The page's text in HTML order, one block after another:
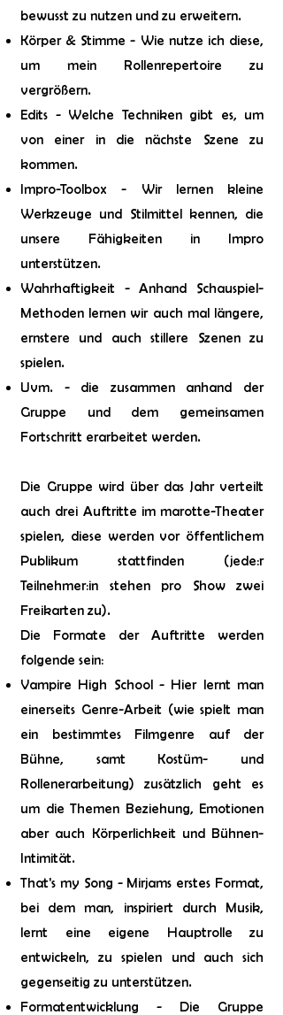
bewusst zu nutzen und zu erweitern.
Körper & Stimme - Wie nutze ich diese,
um mein Rollenrepertoire zu
vergrößern.
Edits - Welche Techniken gibt es, um
von einer in die nächste Szene zu
kommen.
Impro-Toolbox - Wir lernen kleine
Werkzeuge und Stilmittel kennen, die
unsere Fähigkeiten in Impro
unterstützen.
Wahrhaftigkeit - Anhand Schauspiel-
Methoden lernen wir auch mal längere,
ernstere und auch stillere Szenen zu
spielen.
Uvm. - die zusammen anhand der
Gruppe und dem gemeinsamen
Fortschritt erarbeitet werden.
Die Gruppe wird über das Jahr verteilt
auch drei Auftritte im marotte-Theater
spielen, diese werden vor öffentlichem
Publikum stattfinden (jede:r
Teilnehmer:in stehen pro Show zwei
Freikarten zu).
Die Formate der Auftritte werden
folgende sein:
Vampire High School - Hier lernt man
einerseits Genre-Arbeit (wie spielt man
ein bestimmtes Filmgenre auf der
Bühne, samt Kostüm- und
Rollenerarbeitung) zusätzlich geht es
um die Themen Beziehung, Emotionen
aber auch Körperlichkeit und Bühnen-
Intimität.
That's my Song - Mirjams erstes Format,
bei dem man, inspiriert durch Musik,
lernt eine eigene Hauptrolle zu
entwickeln, zu spielen und auch sich
gegenseitig zu unterstützen.
Formatentwicklung - Die Gruppe